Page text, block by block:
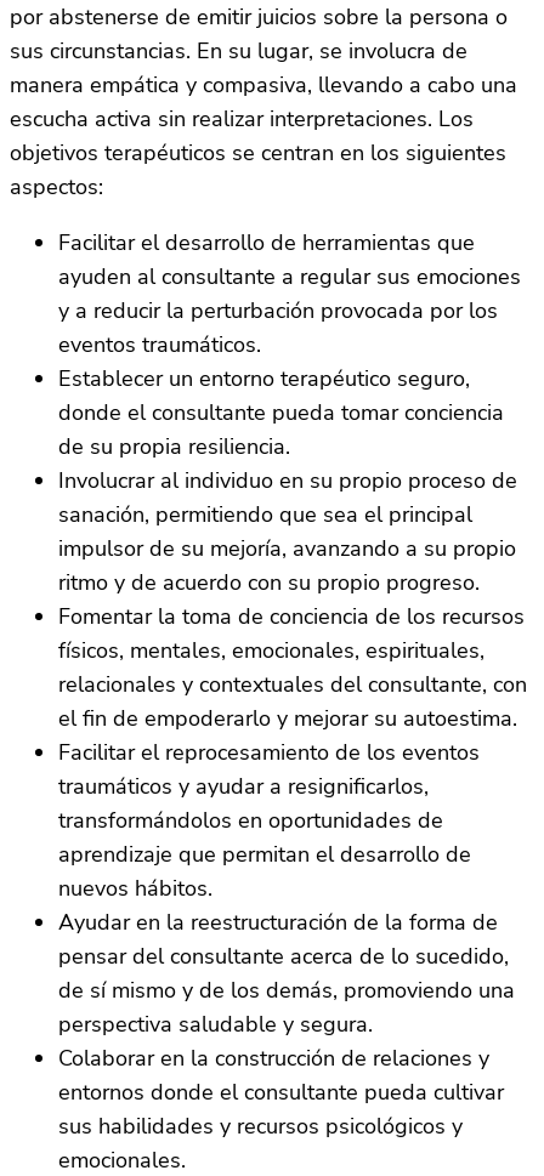
por abstenerse de emitir juicios sobre la persona o
sus circunstancias. En su lugar, se involucra de
manera empática y compasiva, llevando a cabo una
escucha activa sin realizar interpretaciones. Los
objetivos terapéuticos se centran en los siguientes
aspectos:
Facilitar el desarrollo de herramientas que
ayuden al consultante a regular sus emociones
y a reducir la perturbación provocada por los
eventos traumáticos.
Establecer un entorno terapéutico seguro,
donde el consultante pueda tomar conciencia
de su propia resiliencia.
Involucrar al individuo en su propio proceso de
sanación, permitiendo que sea el principal
impulsor de su mejoría, avanzando a su propio
ritmo y de acuerdo con su propio progreso.
Fomentar la toma de conciencia de los recursos
físicos, mentales, emocionales, espirituales,
relacionales y contextuales del consultante, con
el fin de empoderarlo y mejorar su autoestima.
Facilitar el reprocesamiento de los eventos
traumáticos y ayudar a resignificarlos,
transformándolos en oportunidades de
aprendizaje que permitan el desarrollo de
nuevos hábitos.
Ayudar en la reestructuración de la forma de
pensar del consultante acerca de lo sucedido,
de sí mismo y de los demás, promoviendo una
perspectiva saludable y segura.
Colaborar en la construcción de relaciones y
entornos donde el consultante pueda cultivar
sus habilidades y recursos psicológicos y
emocionales.